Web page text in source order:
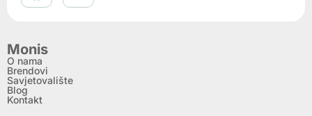
Monis
O nama
Brendovi
Savjetovalište
Blog
Kontakt